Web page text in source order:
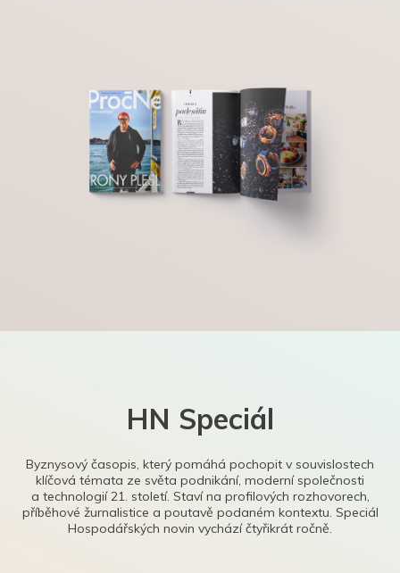
HN Speciál
Byznysový časopis, který pomáhá pochopit v souvislostech
klíčová témata ze světa podnikání, moderní společnosti
a technologií 21. století. Staví na profilových rozhovorech,
příběhové žurnalistice a poutavě podaném kontextu. Speciál
Hospodářských novin vychází čtyřikrát ročně.